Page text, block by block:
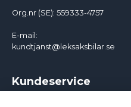
Org.nr (SE): 559333-4757
E-mail:
kundtjanst@leksaksbilar.se
Kundeservice